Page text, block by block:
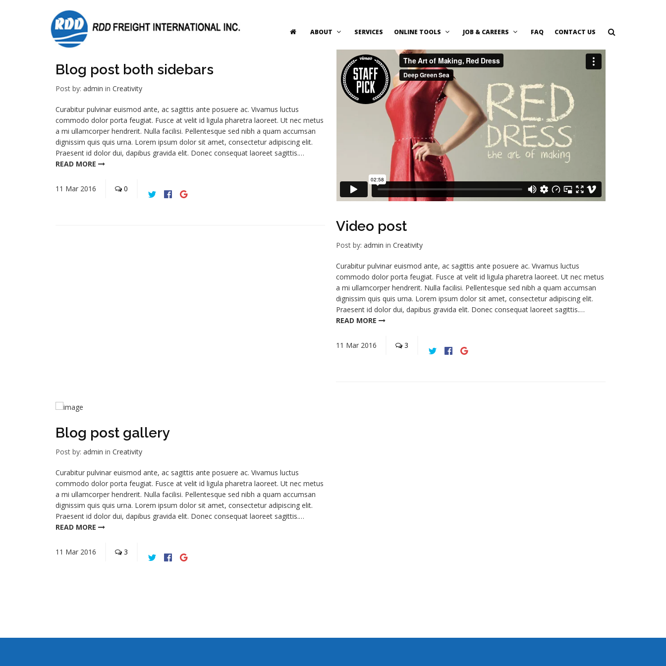
ABOUT SERVICES ONLINE TOOLS JOB & CAREERS FAQ CONTACT US
Blog post both sidebars
Post by: admin in Creativity
Curabitur pulvinar euismod ante, ac sagittis ante posuere ac. Vivamus luctus
commodo dolor porta feugiat. Fusce at velit id ligula pharetra laoreet. Ut nec metus
a mi ullamcorper hendrerit. Nulla facilisi. Pellentesque sed nibh a quam accumsan
dignissim quis quis urna. Lorem ipsum dolor sit amet, consectetur adipiscing elit.
Praesent id dolor dui, dapibus gravida elit. Donec consequat laoreet sagittis.…
READ MORE
11 Mar 2016 0
Video post
Post by:admin inCreativity
Curabitur pulvinar euismod ante, ac sagittis ante posuere ac. Vivamus luctus
commodo dolor porta feugiat. Fusce at velit id ligula pharetra laoreet. Ut nec metus
a mi ullamcorper hendrerit. Nulla facilisi. Pellentesque sed nibh a quam accumsan
dignissim quis quis urna. Lorem ipsum dolor sit amet, consectetur adipiscing elit.
Praesent id dolor dui, dapibus gravida elit. Donec consequat laoreet sagittis.…
READ MORE
11 Mar 2016 3
Blog post gallery
Post by: admin in Creativity
Curabitur pulvinar euismod ante, ac sagittis ante posuere ac. Vivamus luctus
commodo dolor porta feugiat. Fusce at velit id ligula pharetra laoreet. Ut nec metus
a mi ullamcorper hendrerit. Nulla facilisi. Pellentesque sed nibh a quam accumsan
dignissim quis quis urna. Lorem ipsum dolor sit amet, consectetur adipiscing elit.
Praesent id dolor dui, dapibus gravida elit. Donec consequat laoreet sagittis.…
READ MORE
11 Mar 2016 3